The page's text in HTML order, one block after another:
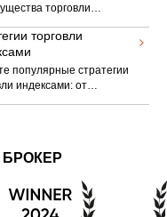
торговли
более низкие
к капиталу и доступ к
широким рыночным
торговли
популярные стратегии
индексами: от